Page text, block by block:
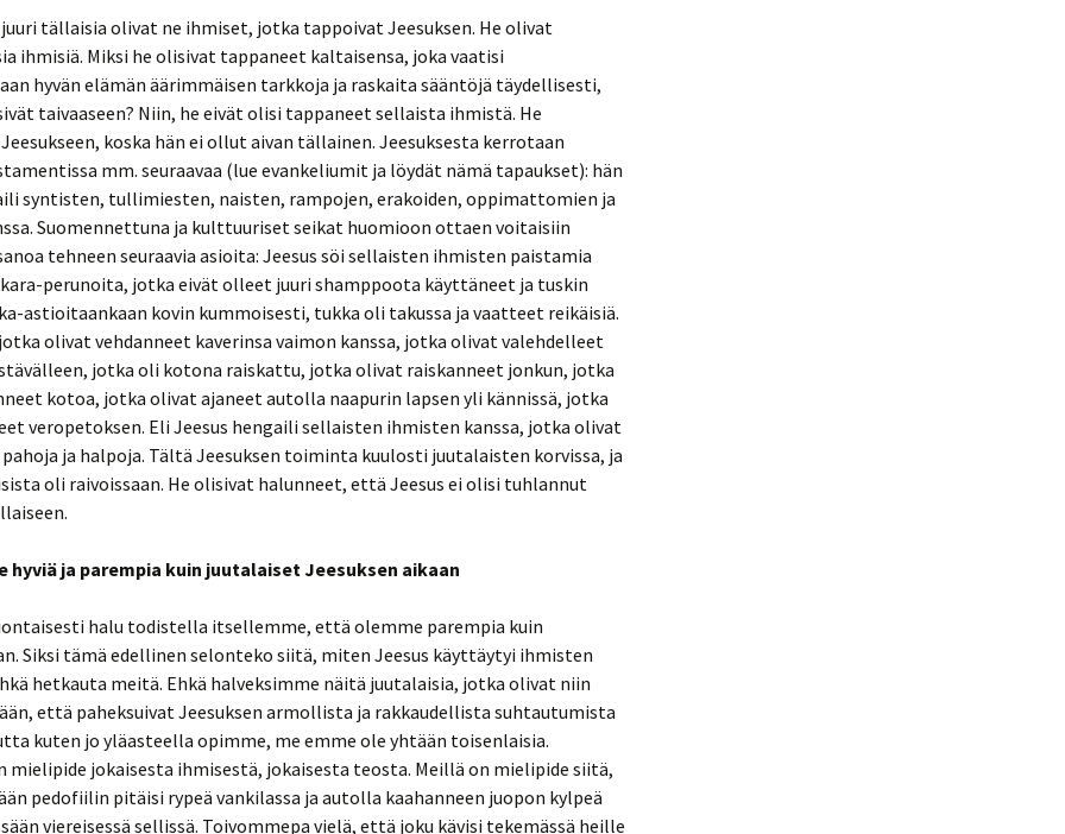
hullu vai
William
ja
&
taustat
Luvattu
4:17
Evolution
Michael Behe: The Edge
of Evolution – The Search
for the Limits of
Darwinism
Michael Egnor, The
Immortal Mind
Michael Kruger:
Christianity at the
Crossroads
Michael Kruger: The
Question of Canon
N. T. Wright: Into the
Heart of Romans
Nabeel Qureshi: Etsin
Allahia löysin Jeesuksen
Nabeel Qureshi: Vain yksi
Jumala: Allah vai Jeesus?
Stephen C. Meyer:
Return of the God
Hypothesis
Stephen C. Meyer:
Signature in the Cell
Tapio Puolimatka: Lapsen
ihmisoikeus – Oikeus
isään ja äitiin
juuri tällaisia olivat ne ihmiset, jotka tappoivat Jeesuksen. He olivat
ihmisiä. Miksi he olisivat tappaneet kaltaisensa, joka vaatisi
hyvän elämän äärimmäisen tarkkoja ja raskaita sääntöjä täydellisesti,
taivaaseen? Niin, he eivät olisi tappaneet sellaista ihmistä. He
koska hän ei ollut aivan tällainen. Jeesuksesta kerrotaan
mm. seuraavaa (lue evankeliumit ja löydät nämä tapaukset): hän
syntisten, tullimiesten, naisten, rampojen, erakoiden, oppimattomien ja
Suomennettuna ja kulttuuriset seikat huomioon ottaen voitaisiin
tehneen seuraavia asioita: Jeesus söi sellaisten ihmisten paistamia
perunoita, jotka eivät olleet juuri shamppoota käyttäneet ja tuskin
astioitaankaan kovin kummoisesti, tukka oli takussa ja vaatteet reikäisiä.
olivat vehdanneet kaverinsa vaimon kanssa, jotka olivat valehdelleet
jotka oli kotona raiskattu, jotka olivat raiskanneet jonkun, jotka
kotoa, jotka olivat ajaneet autolla naapurin lapsen yli kännissä, jotka
veropetoksen. Eli Jeesus hengaili sellaisten ihmisten kanssa, jotka olivat
ja halpoja. Tältä Jeesuksen toiminta kuulosti juutalaisten korvissa, ja
oli raivoissaan. He olisivat halunneet, että Jeesus ei olisi tuhlannut
hyviä ja parempia kuin juutalaiset Jeesuksen aikaan
halu todistella itsellemme, että olemme parempia kuin
Siksi tämä edellinen selonteko siitä, miten Jeesus käyttäytyi ihmisten
hetkauta meitä. Ehkä halveksimme näitä juutalaisia, jotka olivat niin
että paheksuivat Jeesuksen armollista ja rakkaudellista suhtautumista
kuten jo yläasteella opimme, me emme ole yhtään toisenlaisia.
mielipide jokaisesta ihmisestä, jokaisesta teosta. Meillä on mielipide siitä,
pedofiilin pitäisi rypeä vankilassa ja autolla kaahanneen juopon kylpeä
viereisessä sellissä. Toivommepa vielä, että joku kävisi tekemässä heille